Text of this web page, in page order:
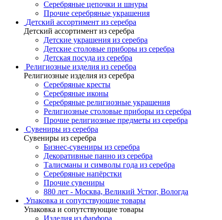
Серебряные цепочки и шнуры
Прочие серебряные украшения
Детский ассортимент из серебра
Детский ассортимент из серебра
Детские украшения из серебра
Детские столовые приборы из серебра
Детская посуда из серебра
Религиозные изделия из серебра
Религиозные изделия из серебра
Серебряные кресты
Серебряные иконы
Серебряные религиозные украшения
Религиозные столовые приборы из серебра
Прочие религиозные предметы из серебра
Сувениры из серебра
Сувениры из серебра
Бизнес-сувениры из серебра
Декоративные панно из серебра
Талисманы и символы года из серебра
Серебряные напёрстки
Прочие сувениры
880 лет - Москва, Великий Устюг, Вологда
Упаковка и сопутствующие товары
Упаковка и сопутствующие товары
Изделия из фарфора